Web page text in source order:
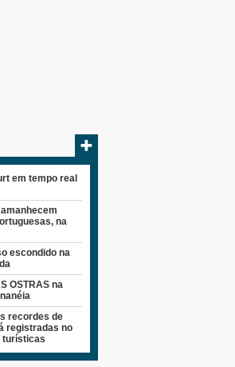
em tempo real
na
escondido na
OSTRAS na
recordes de
registradas no
turísticas